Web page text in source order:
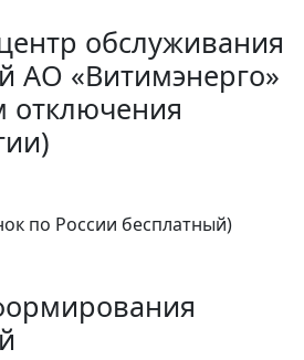
обслуживания
АО «Витимэнерго»
отключения
по России бесплатный)